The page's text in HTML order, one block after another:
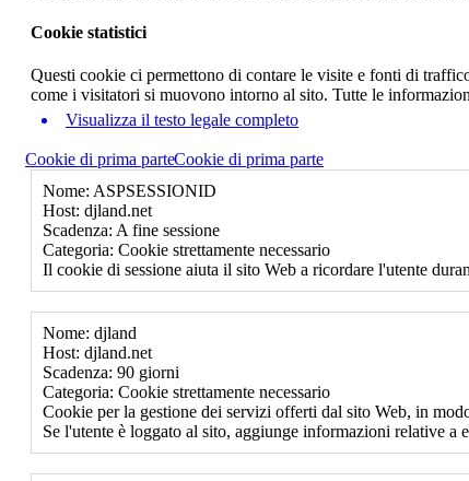
Cookie statistici
Questi cookie ci permettono di contare le visite e fonti di
come i visitatori si muovono intorno al sito. Tutte le
Visualizza il testo legale completo
Cookie di prima parteCookie di prima parte
Nome: ASPSESSIONID
Host: djland.net
Scadenza: A fine sessione
Categoria: Cookie strettamente necessario
Il cookie di sessione aiuta il sito Web a ricordare l'utente
Nome: djland
Host: djland.net
Scadenza: 90 giorni
Categoria: Cookie strettamente necessario
Cookie per la gestione dei servizi offerti dal sito Web, in
Se l'utente è loggato al sito, aggiunge informazioni relative a